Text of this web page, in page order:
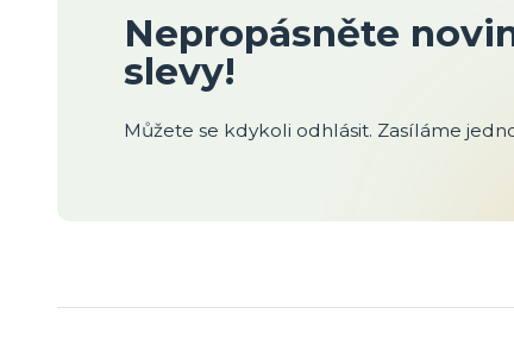
Nepropásněte
slevy!
Můžete se kdykoli odhlásit. Zasíláme